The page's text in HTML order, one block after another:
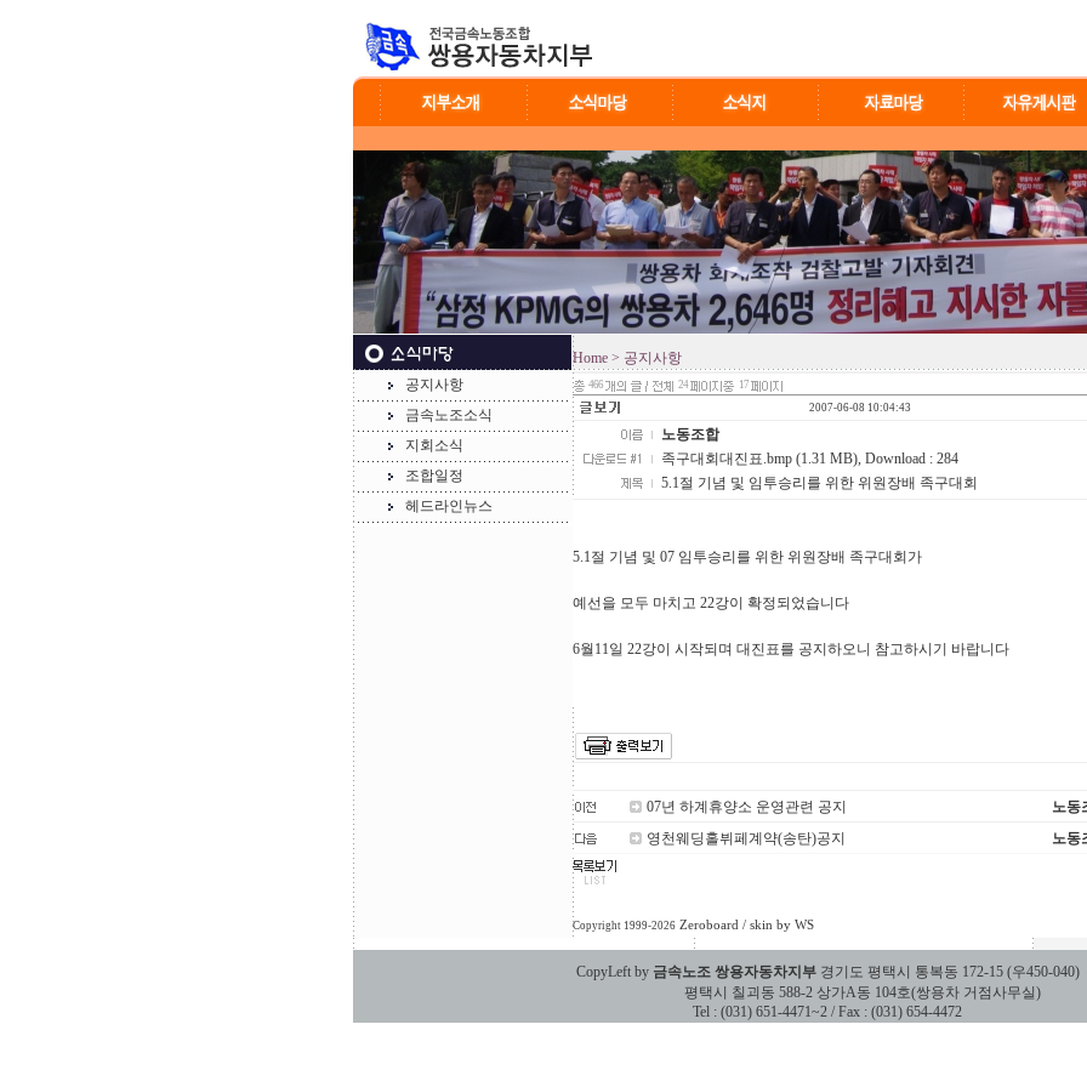
공지사항
금속노조소식
지회소식
조합일정
헤드라인뉴스
Home > 공지사항
466 24
17
2007-06-08 10:04:43
노동조합
족구대회대진표.bmp (1.31 MB), Download : 284
5.1절 기념 및 임투승리를 위한 위원장배 족구대회
5.1절 기념 및 07 임투승리를 위한 위원장배 족구대회가
예선을 모두 마치고 22강이 확정되었습니다
6월11일 22강이 시작되며 대진표를 공지하오니 참고하시기 바랍니다
07년 하계휴양소 운영관련 공지 노동
영천웨딩홀뷔페계약(송탄)공지 노동
Copyright 1999-2026 Zeroboard / skin by WS
CopyLeft by 금속노조 쌍용자동차지부경기도 평택시 통복동 172-15 (우450-040)
평택시 칠괴동 588-2 상가A동 104호(쌍용차 거점사무실)
Tel : (031) 651-4471~2 / Fax : (031) 654-4472